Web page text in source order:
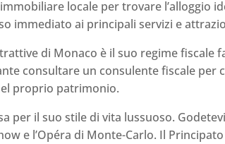
locale per trovare l’alloggio
immediato ai principali servizi e
di Monaco è il suo regime fiscale
consultare un consulente fiscale per
proprio patrimonio.
per il suo stile di vita lussuoso.
e l’Opéra di Monte-Carlo. Il